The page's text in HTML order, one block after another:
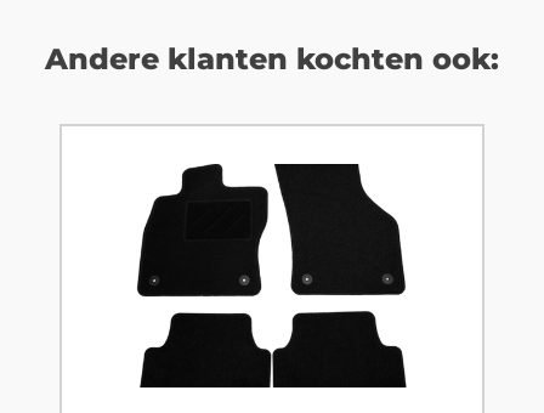
Andere klanten kochten ook: